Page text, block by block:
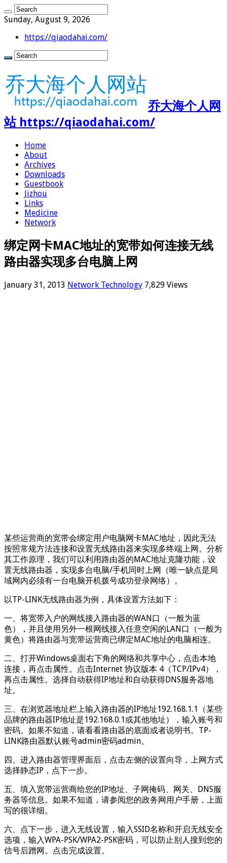
Sunday, August 9, 2026
https://qiaodahai.com/
乔大海个人网
站 https://qiaodahai.com/
Home
About
Archives
Downloads
Guestbook
Jizhou
Links
Medicine
Network
绑定网卡MAC地址的宽带如何连接无线
路由器实现多台电脑上网
January 31, 2013 Network Technology 7,829 Views
某些运营商的宽带会绑定用户电脑网卡MAC地址，因此无法
按照常规方法连接和设置无线路由器来实现多终端上网。分析
其工作原理，我们可以利用路由器的MAC地址克隆功能，设
置无线路由器，实现多台电脑/手机同时上网（唯一缺点是局
域网内必须有一台电脑开机拨号成功登录网络）。
以TP-LINK无线路由器为例，具体设置方法如下：
一、将宽带入户的网线接入路由器的WAN口（一般为蓝
色），并且使用另外一根网线接入任意空闲的LAN口（一般为
黄色）将路由器与宽带运营商已绑定MAC地址的电脑相连。
二、打开Windows桌面右下角的网络和共享中心，点击本地
连接，再点击属性。点击Internet 协议版本 4（TCP/IPv4），
再点击属性。选择自动获得IP地址和自动获得DNS服务器地
址。
三、在浏览器地址栏上输入路由器的IP地址192.168.1.1（某些
品牌的路由器IP地址是192.168.0.1或其他地址），输入账号和
密码。如果不知道，请看看路由器的底面或者说明书。TP-
LINK路由器默认账号admin密码admin。
四、进入路由器管理界面后，点击左侧的设置向导，上网方式
选择静态IP，点下一步。
五、填入宽带运营商给您的IP地址、子网掩码、网关、DNS服
务器等信息。如果不知道，请参阅您的政务网用户手册，上面
写的很详细。
六、点下一步，进入无线设置，输入SSID名称和开启无线安全
选项，输入WPA-PSK/WPA2-PSK密码，可以防止别人搜到您的
信号后蹭网。点击完成设置。